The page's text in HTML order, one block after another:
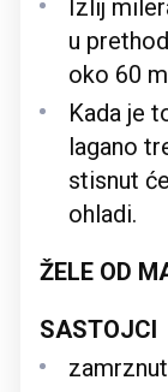
Izlij
u
oko 60
Kada je
lagano
stisnut
ohladi.
ŽELE OD
SASTOJCI